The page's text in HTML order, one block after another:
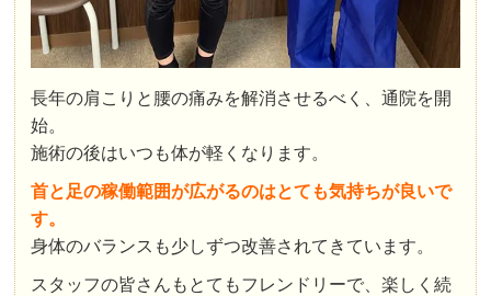
長年の肩こりと腰の痛みを解消させるべく、通院を開
始。
施術の後はいつも体が軽くなります。
首と足の稼働範囲が広がるのはとても気持ちが良いで
す。
身体のバランスも少しずつ改善されてきています。
スタッフの皆さんもとてもフレンドリーで、楽しく続